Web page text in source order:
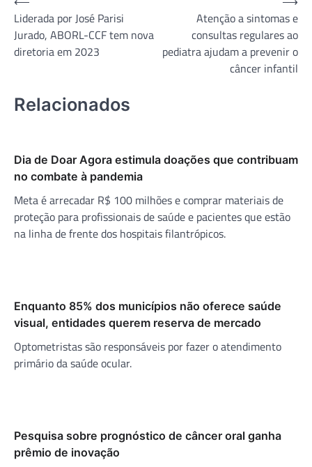
de
Post
Liderada por José Parisi
Jurado, ABORL-CCF tem nova
diretoria em 2023
Atenção a sintomas e
consultas regulares ao
pediatra ajudam a prevenir o
câncer infantil
Relacionados
Dia de Doar Agora estimula doações que contribuam
no combate à pandemia
Meta é arrecadar R$ 100 milhões e comprar materiais de
proteção para profissionais de saúde e pacientes que estão
na linha de frente dos hospitais filantrópicos.
Enquanto 85% dos municípios não oferece saúde
visual, entidades querem reserva de mercado
Optometristas são responsáveis por fazer o atendimento
primário da saúde ocular.
Pesquisa sobre prognóstico de câncer oral ganha
prêmio de inovação